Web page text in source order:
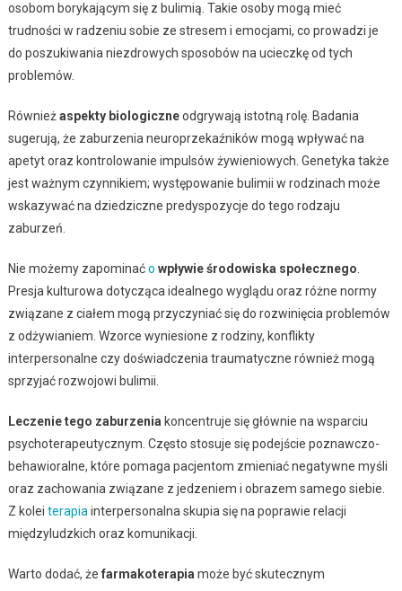
osobom borykającym się z bulimią. Takie osoby mogą mieć
trudności w radzeniu sobie ze stresem i emocjami, co prowadzi je
do poszukiwania niezdrowych sposobów na ucieczkę od tych
problemów.
Równieżaspekty biologiczneodgrywają istotną rolę. Badania
sugerują, że zaburzenia neuroprzekaźników mogą wpływać na
apetyt oraz kontrolowanie impulsów żywieniowych. Genetyka także
jest ważnym czynnikiem; występowanie bulimii w rodzinach może
wskazywać na dziedziczne predyspozycje do tego rodzaju
zaburzeń.
Nie możemy zapominaćo wpływie środowiska społecznego
Presja kulturowa dotycząca idealnego wyglądu oraz różne normy
związane z ciałem mogą przyczyniać się do rozwinięcia problemów
z odżywianiem. Wzorce wyniesione z rodziny, konflikty
interpersonalne czy doświadczenia traumatyczne również mogą
sprzyjać rozwojowi bulimii.
Leczenie tego zaburzenia koncentruje się głównie na wsparciu
psychoterapeutycznym. Często stosuje się podejście poznawczo-
behawioralne, które pomaga pacjentom zmieniać negatywne myśli
oraz zachowania związane z jedzeniem i obrazem samego siebie.
Z kolei terapia interpersonalna skupia się na poprawie relacji
międzyludzkich oraz komunikacji.
Warto dodać, że farmakoterapia może być skutecznym